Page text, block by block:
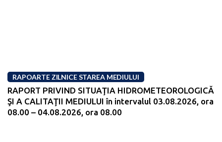
RAPOARTE ZILNICE STAREA MEDIULUI
RAPORT PRIVIND SITUAŢIA HIDROMETEOROLOGICĂ
ŞI A CALITAŢII MEDIULUI în intervalul 03.08.2026, ora
08.00 – 04.08.2026, ora 08.00